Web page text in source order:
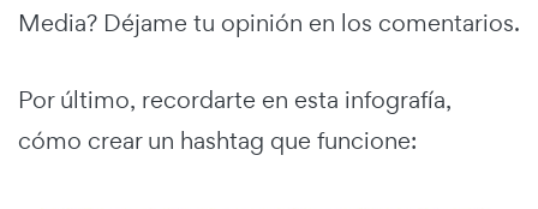
Media? Déjame tu opinión en los comentarios.
Por último, recordarte en esta infografía,
cómo crear un hashtag que funcione: